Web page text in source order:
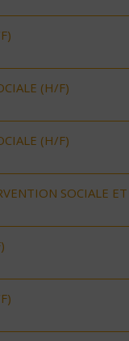
(H/F)
(H/F)
SOCIALE ET